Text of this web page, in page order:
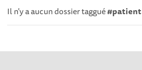
Il n'y a aucun dossier taggué#patient